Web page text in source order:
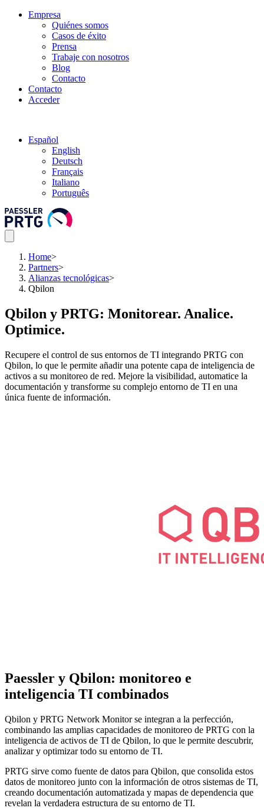
Empresa
Quiénes somos
Casos de éxito
Prensa
Trabaje con nosotros
Blog
Contacto
Contacto
Acceder
Español
English
Deutsch
Français
Italiano
Português
Home>
Partners>
Alianzas tecnológicas>
Qbilon
Qbilon y PRTG: Monitorear. Analice.
Optimice.
Recupere el control de sus entornos de TI integrando PRTG con
Qbilon, lo que le permite añadir una potente capa de inteligencia de
activos a su monitoreo de red. Mejore la visibilidad, automatice la
documentación y transforme su complejo entorno de TI en una
única fuente de información.
Paessler y Qbilon: monitoreo e
inteligencia TI combinados
Qbilon y PRTG Network Monitor se integran a la perfección,
combinando las amplias capacidades de monitoreo de PRTG con la
inteligencia de activos de TI de Qbilon, lo que le permite descubrir,
analizar y optimizar todo su entorno de TI.
PRTG sirve como fuente de datos para Qbilon, que consolida estos
datos de monitoreo junto con la información de otros sistemas de TI,
creando documentación automatizada y mapas de dependencia que
revelan la verdadera estructura de su entorno de TI.